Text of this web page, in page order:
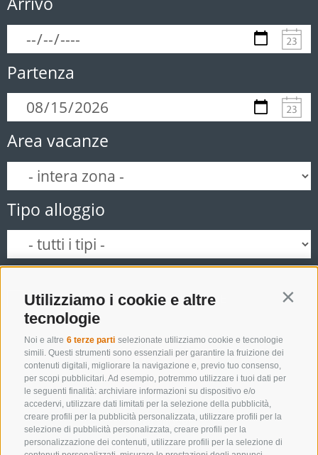
Utilizziamo i cookie e altre
tecnologie
Noi e altre 6 terze parti selezionate utilizziamo cookie e tecnologie
simili. Questi strumenti sono essenziali per garantire la fruizione dei
contenuti digitali, migliorare la navigazione e, previo tuo consenso,
per scopi pubblicitari. Ad esempio, potremmo utilizzare i tuoi dati per
le seguenti finalità: archiviare informazioni su dispositivo e/o
accedervi, utilizzare dati limitati per la selezione della pubblicità,
creare profili per la pubblicità personalizzata, utilizzare profili per la
selezione di pubblicità personalizzata, creare profili per la
personalizzazione dei contenuti, utilizzare profili per la selezione di
Partenza
Area vacanze
Tipo alloggio
SOLO ESERCIZI PRENOTABILI ONLINE
Cerca
Lista alloggi